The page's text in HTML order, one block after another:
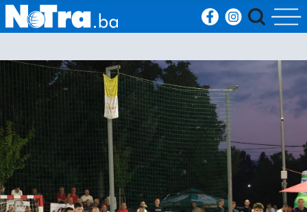
Početna
Vijesti
Sport
Kultura
Crna